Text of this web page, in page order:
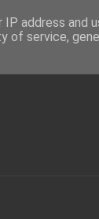
address and
of service,